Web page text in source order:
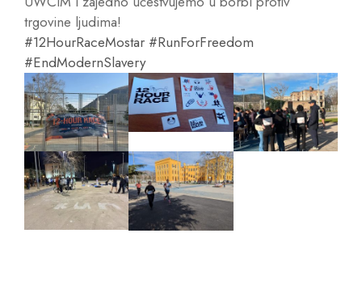
trgovine ljudima!
#12HourRaceMostar #RunForFreedom
#EndModernSlavery